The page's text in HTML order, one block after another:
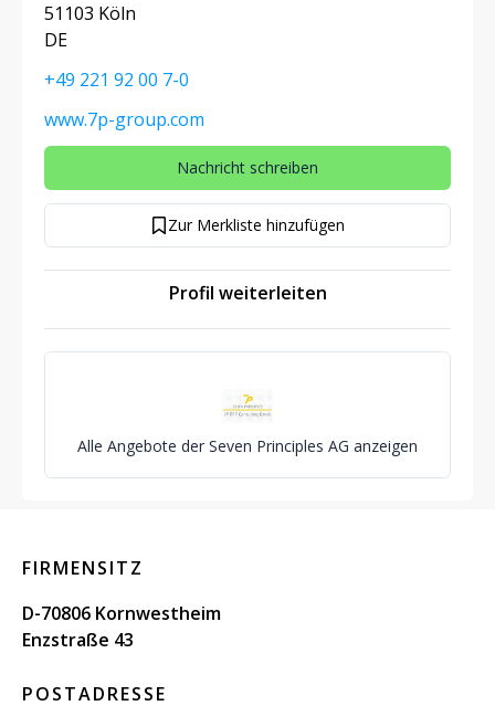
51103 Köln
DE
+49 221 92 00 7-0
www.7p-group.com
Nachricht schreiben
Zur Merkliste hinzufügen
Profil weiterleiten
Alle Angebote der Seven Principles AG anzeigen
FIRMENSITZ
D-70806 Kornwestheim
Enzstraße 43
POSTADRESSE